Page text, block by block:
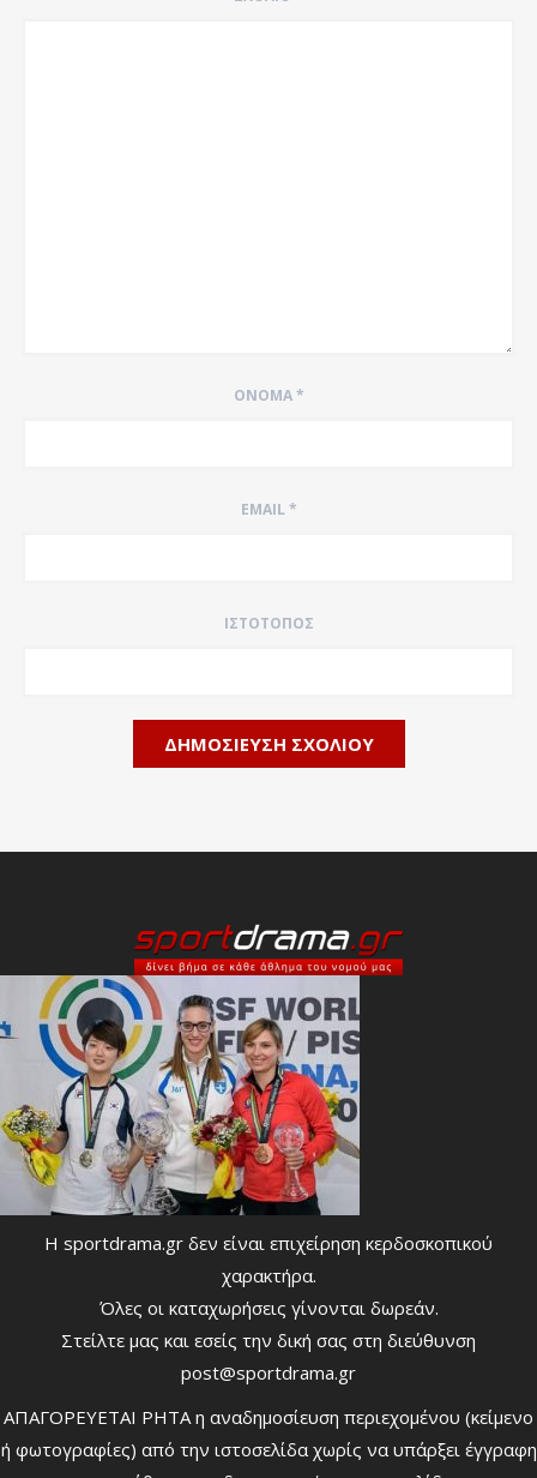
ΌΝΟΜΑ*
EMAIL*
ΙΣΤΌΤΟΠΟΣ
Η sportdrama.gr δεν είναι επιχείρηση κερδοσκοπικού
χαρακτήρα.
Όλες οι καταχωρήσεις γίνονται δωρεάν.
Στείλτε μας και εσείς την δική σας στη διεύθυνση
post@sportdrama.gr
ΑΠΑΓΟΡΕΥΕΤΑΙ ΡΗΤΑ η αναδημοσίευση περιεχομένου (κείμενο
ή φωτογραφίες) από την ιστοσελίδα χωρίς να υπάρξει έγγραφη